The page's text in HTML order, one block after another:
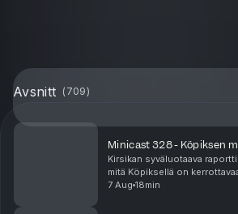
Avsnitt ( 709)
Minicast 328 - Köpiksen
Kirsikan syväluotaava
mitä Köpiksellä on
lisäksi tarjolla oli
7 Aug 18min